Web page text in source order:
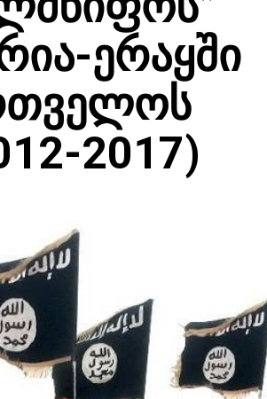
ერაყში
2017)